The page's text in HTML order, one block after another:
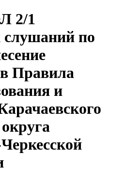
2/1
по
Правила
и